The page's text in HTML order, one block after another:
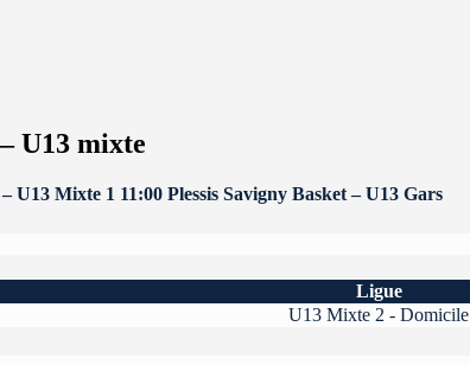
U13 mixte
U13 Mixte 1 11:00 Plessis Savigny Basket – U13 Gars
Ligue
U13 Mixte 2 - Domicile